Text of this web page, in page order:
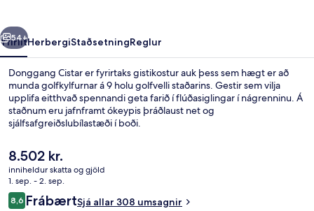
Næsta
54+
YfirlitHerbergiStaðsetningReglur
Donggang Cistar er fyrirtaks gistikostur auk þess sem hægt er að
munda golfkylfurnar á 9 holu golfvelli staðarins. Gestir sem vilja
upplifa eitthvað spennandi geta farið í flúðasiglingar í nágrenninu. Á
staðnum eru jafnframt ókeypis þráðlaust net og
sjálfsafgreiðslubílastæði í boði.
Núverandi
verð
er
8.502 kr.
8.502 kr.
inniheldur skatta og gjöld
1. sep. - 2. sep.
Umsagnir
8,68,6 af 10
FrábærtSjá allar 308 umsagnir